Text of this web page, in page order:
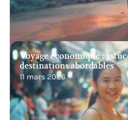
Voyage économique :
destinations abordables
11 mars 2026